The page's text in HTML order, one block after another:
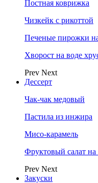
Постная коврижка
Чизкейк с рикоттой
Печеные пирожки
Хворост на воде
Prev Next
Дессерт
Чак-чак медовый
Пастила из инжира
Мисо-карамель
Фруктовый салат
Prev Next
Закуски